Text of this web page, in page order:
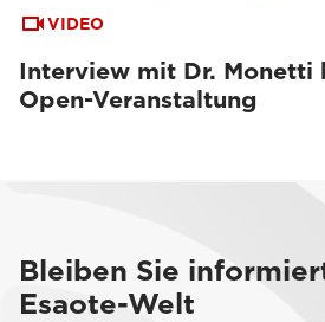
VIDEO
Interview mit Dr. Monetti
Open-Veranstaltung
Bleiben Sie
Esaote-Welt